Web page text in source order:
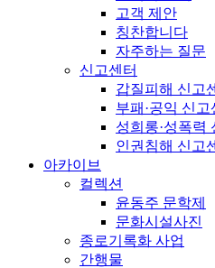
고객 제안
칭찬합니다
자주하는 질문
신고센터
갑질피해 신고
부패·공익 신고
성희롱·성폭력
인권침해 신고
아카이브
컬렉션
윤동주 문학제
문화시설사진
종로기록화 사업
간행물